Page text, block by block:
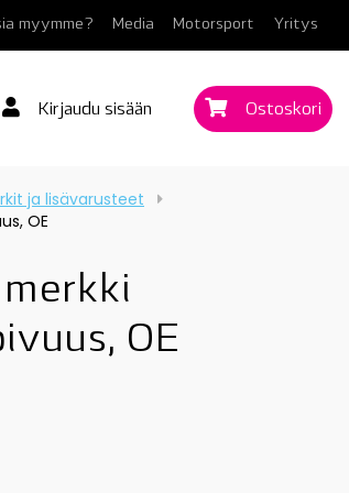
myymme? Media Motorsport Yritys
Kirjaudu sisään Ostoskori
ja lisävarusteet
OE
OE